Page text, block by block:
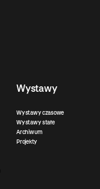
Wystawy
Wystawy czasowe
Wystawy stałe
Archiwum
Projekty